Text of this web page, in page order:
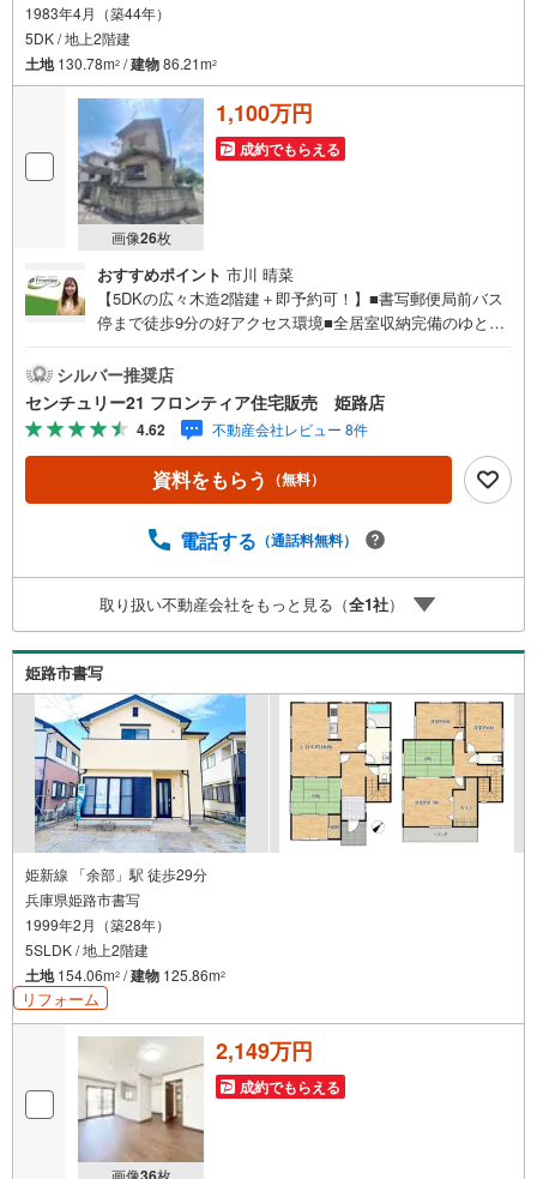
1983年4月（築44年）
5DK / 地上2階建
土地130.78m2 /建物86.21m2
画像26枚
1,100万円
成約でもらえる
おすすめポイント 市川 晴菜
【5DKの広々木造2階建＋即予約可！】■書写郵便局前バス
停まで徒歩9分の好アクセス環境■全居室収納完備のゆとり
充実の設備 特徴・並列駐車1台可能でカーライフをサポー
トします・北東側約4.77m、北西側約4.51mの公道に面して
います・土地面積約39.56坪のゆとりある宅地です 立地・
姫路市立曽左小学校まで徒歩約8分・姫路市立書写中学校ま
で徒歩約26分 弊社が選ばれる理由 1.お金の扱い方のプロ、
ファイナンシャルプランナーが資金計画をサポート！2.買
んの銀行と繋がりがあるため、最も低金利になるように審
ォームも弊社のリフォームプランナーがご提案！5.定期的
にご連絡を繋ぎ、有事の際に迅速にサポートいたします弊
社は専門家同士が連携をとっているため、より多くの知見
がございますお気軽にお問合せください！
シルバー推奨店
センチュリー21 フロンティア住宅販売 姫路店
4.62 不動産会社レビュー 8件
資料をもらう （無料）
電話する （通話料無料）
取り扱い不動産会社をもっと見る（全1社）
姫路市書写
姫新線 「余部」駅 徒歩29分
兵庫県姫路市書写
1999年2月（築28年）
5SLDK / 地上2階建
土地154.06m2 /建物 125.86m2
リフォーム
画像 枚
2,149万円
成約でもらえる